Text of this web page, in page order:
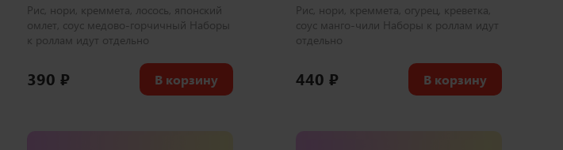
Рис, нори, креммета, лосось, японский
омлет, соус медово-горчичный Наборы
к роллам идут отдельно
390 ₽ В корзину
Рис, нори, креммета, огурец, креветка,
соус манго-чили Наборы к роллам идут
отдельно
440 ₽ В корзину